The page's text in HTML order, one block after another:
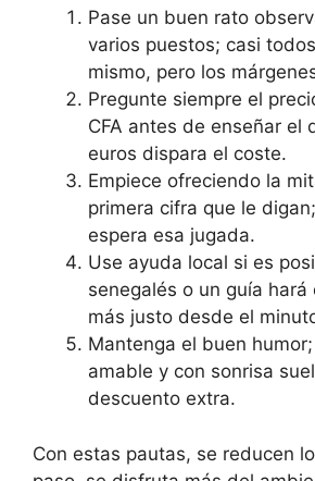
Pase un buen rato
varios puestos; casi
mismo, pero los
Pregunte siempre el
CFA antes de enseñar el
euros dispara el coste.
Empiece ofreciendo la
primera cifra que le
espera esa jugada.
Use ayuda local si es
senegalés o un guía
más justo desde el
Mantenga el buen
amable y con sonrisa
descuento extra.
Con estas pautas, se reducen